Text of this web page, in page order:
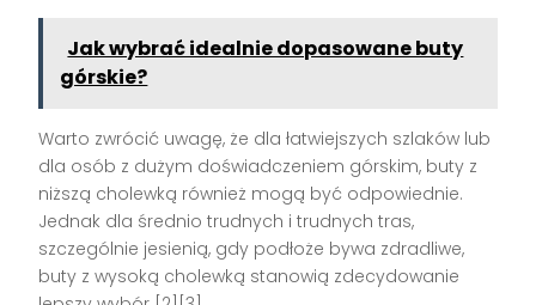
Jak wybrać idealnie dopasowane buty
górskie?
Warto zwrócić uwagę, że dla łatwiejszych szlaków lub
dla osób z dużym doświadczeniem górskim, buty z
niższą cholewką również mogą być odpowiednie.
Jednak dla średnio trudnych i trudnych tras,
szczególnie jesienią, gdy podłoże bywa zdradliwe,
buty z wysoką cholewką stanowią zdecydowanie